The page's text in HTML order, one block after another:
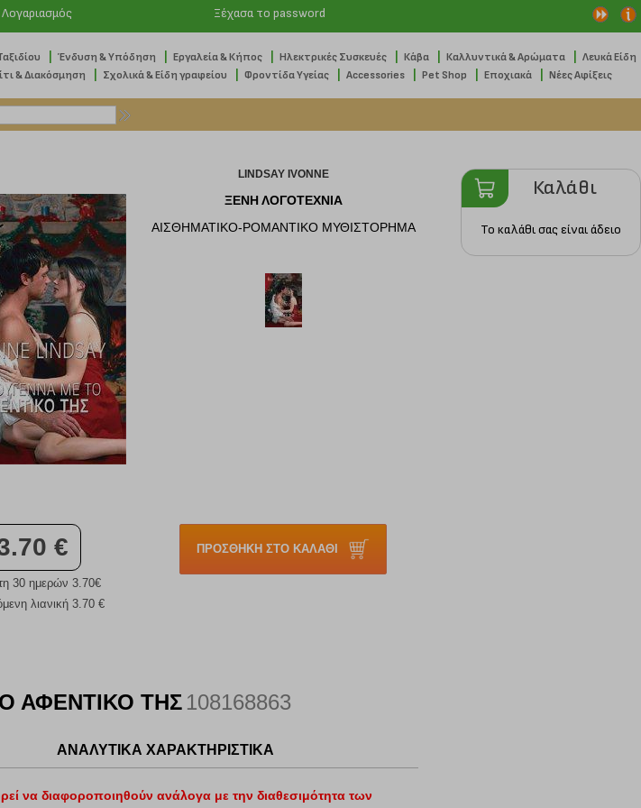
Ξέχασα το password
Ένδυση & Υπόδηση Εργαλεία & Κήπος Ηλεκτρικές Συσκευές Κάβα Καλλυντικά & Αρώματα Λευκά Είδη
& Διακόσμηση Σχολικά & Είδη γραφείου Φροντίδα Υγείας Accessories Pet Shop Εποχιακά Νέες Αφίξεις
LINDSAY IVONNE
ΞΕΝΗ ΛΟΓΟΤΕΧΝΙΑ
ΑΙΣΘΗΜΑΤΙΚΟ-ΡΟΜΑΝΤΙΚΟ ΜΥΘΙΣΤΟΡΗΜΑ
€
30 ημερών 3.70€
λιανική 3.70 €
ΠΡΟΣΘΗΚΗ ΣΤΟ ΚΑΛΑΘΙ
ΑΦΕΝΤΙΚΟ ΤΗΣ 108168863
ΑΝΑΛΥΤΙΚΑ ΧΑΡΑΚΤΗΡΙΣΤΙΚΑ
να διαφοροποιηθούν ανάλογα με την διαθεσιμότητα των
Καλάθι
Το καλάθι σας είναι άδειο